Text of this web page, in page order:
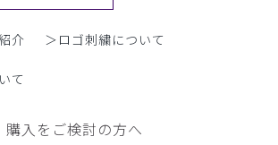
介 ＞ロゴ刺繍について
て
入をご検討の方へ